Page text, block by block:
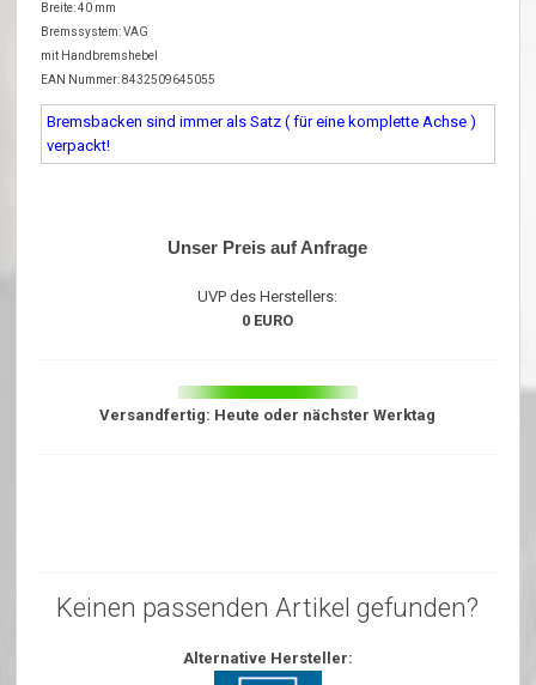
Breite: 40 mm
Bremssystem: VAG
mit Handbremshebel
EAN Nummer: 8432509645055
Bremsbacken sind immer als Satz ( für eine komplette Achse )
verpackt!
Unser Preis auf Anfrage
UVP des Herstellers:
0 EURO
Versandfertig: Heute oder nächster Werktag
Keinen passenden Artikel gefunden?
Alternative Hersteller: